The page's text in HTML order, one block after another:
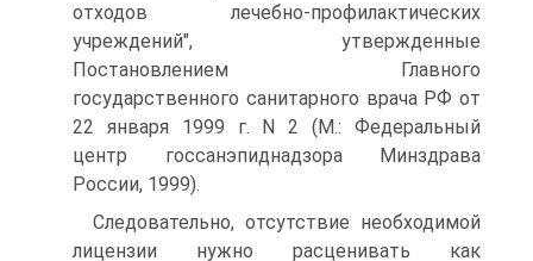
отходов лечебно-профилактических
учреждений", утвержденные
Постановлением Главного
государственного санитарного врача РФ от
22 января 1999 г. N 2 (М.: Федеральный
центр госсанэпиднадзора Минздрава
России, 1999).
Следовательно, отсутствие необходимой
лицензии нужно расценивать как